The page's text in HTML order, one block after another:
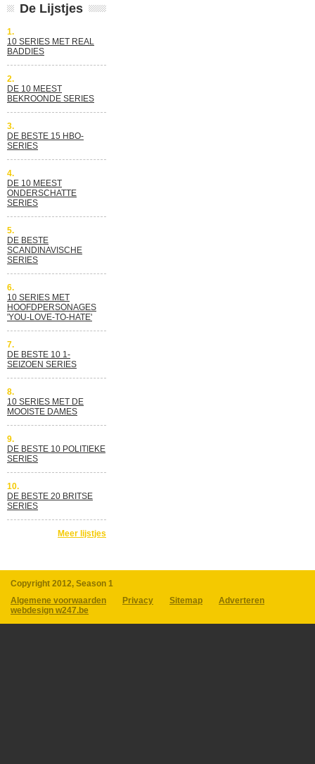
De Lijstjes
1.
10 SERIES MET REAL
BADDIES
2.
DE 10 MEEST
BEKROONDE SERIES
3.
DE BESTE 15 HBO-
SERIES
4.
DE 10 MEEST
ONDERSCHATTE
SERIES
5.
DE BESTE
SCANDINAVISCHE
SERIES
6.
10 SERIES MET
HOOFDPERSONAGES
'YOU-LOVE-TO-HATE'
7.
DE BESTE 10 1-
SEIZOEN SERIES
8.
10 SERIES MET DE
MOOISTE DAMES
9.
DE BESTE 10 POLITIEKE
SERIES
10.
DE BESTE 20 BRITSE
SERIES
Meer lijstjes
Copyright 2012, Season 1
Algemene voorwaarden
Privacy Sitemap
Adverteren
webdesign w247.be